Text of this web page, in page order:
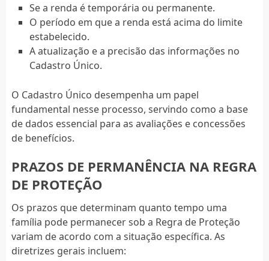
Se a renda é temporária ou permanente.
O período em que a renda está acima do limite
estabelecido.
A atualização e a precisão das informações no
Cadastro Único.
O Cadastro Único desempenha um papel
fundamental nesse processo, servindo como a base
de dados essencial para as avaliações e concessões
de benefícios.
PRAZOS DE PERMANÊNCIA NA REGRA
DE PROTEÇÃO
Os prazos que determinam quanto tempo uma
família pode permanecer sob a Regra de Proteção
variam de acordo com a situação específica. As
diretrizes gerais incluem: